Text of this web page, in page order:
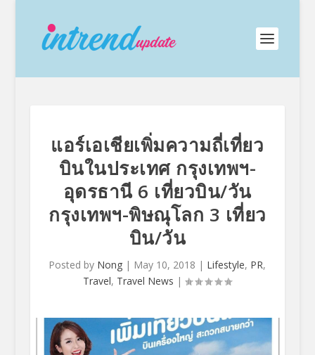
แอร์เอเชียเพิ่มความถี่เที่ยว
บินในประเทศ กรุงเทพฯ-
อุดรธานี 6 เที่ยวบิน/วัน
กรุงเทพฯ-พิษณุโลก 3 เที่ยว
บิน/วัน
Posted by Nong | May 10, 2018 | Lifestyle, PR,
Travel, Travel News |